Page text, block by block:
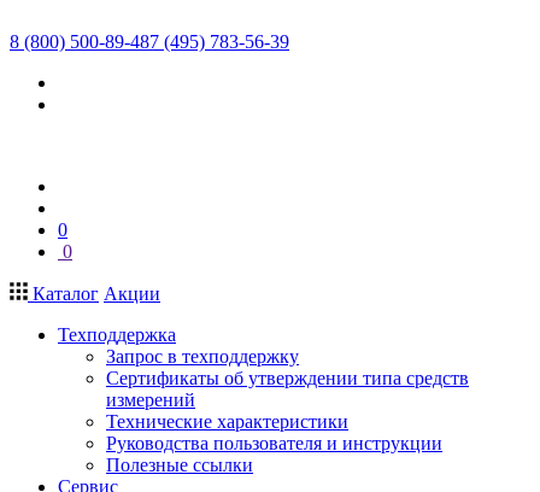
8 (800) 500-89-487 (495) 783-56-39
0
0
Каталог Акции
Техподдержка
Запрос в техподдержку
Сертификаты об утверждении типа средств
измерений
Технические характеристики
Руководства пользователя и инструкции
Полезные ссылки
Сервис